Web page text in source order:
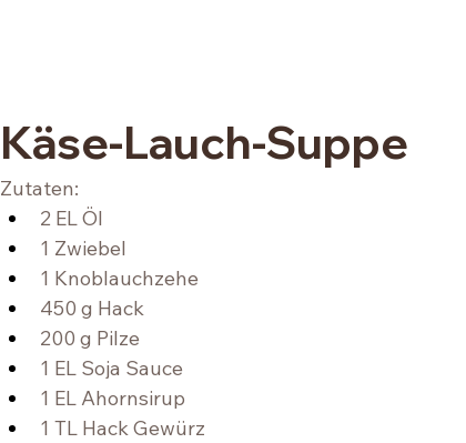
Käse-Lauch-Suppe
Zutaten:
2 EL Öl
1 Zwiebel
1 Knoblauchzehe
450 g Hack ⁠
200 g Pilze⁠
1 EL Soja Sauce⁠
1 EL Ahornsirup ⁠
1 TL Hack Gewürz⁠